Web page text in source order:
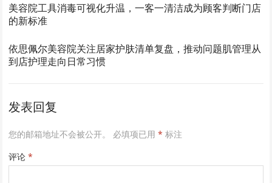
美容院工具消毒可视化升温，一客一清洁成为顾客判断门店
的新标准
依思佩尔美容院关注居家护肤清单复盘，推动问题肌管理从
到店护理走向日常习惯
发表回复
您的邮箱地址不会被公开。 必填项已用* 标注
评论*